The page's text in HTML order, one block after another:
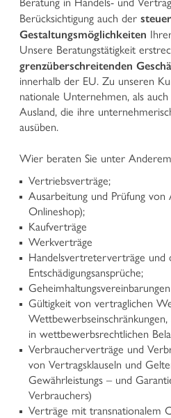
Agrarrecht und Höferecht
Vereinsrecht und
Versicherungsrecht
Arbeitsrecht
Mediation und alternative
STRAFRECHT
Geltendmachung von
Wirtschafts- und
Nationaler und europäischer
Jugendstrafrecht
Urbanistik, Baurecht und
Landschaftsschutz
Enteignungen im öffentlichen
Verwaltungsstrafen
Jagd- und Waffenrecht
Vergaberecht und öffentliche
Öffentliche Verträge und
Vertretung vor dem
Sonstige verwaltungsrechtliche
Berücksichtigung auch der
Gestaltungsmöglichkeiten
Unsere Beratungstätigkeit
grenzüberschreitenden
innerhalb der EU. Zu unseren
nationale Unternehmen, als
Ausland, die ihre
ausüben.
Wier beraten Sie unter
Vertriebsverträge;
Ausarbeitung und Prüfung von
Onlineshop);
Kaufverträge
Werkverträge
Handelsvertreterverträge und
Entschädigungsansprüche;
Geheimhaltungsvereinbarungen
Gültigkeit von vertraglichen
in wettbewerbsrechtlichen
Verbraucherverträge und
von Vertragsklauseln und
Gewährleistungs – und
Verbrauchers)
Verträge mit transnationalem